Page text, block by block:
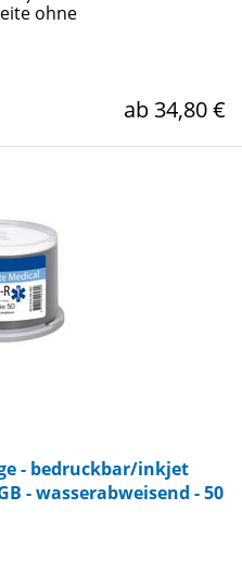
ohne
ab 34,80 €
- bedruckbar/inkjet
- wasserabweisend - 50